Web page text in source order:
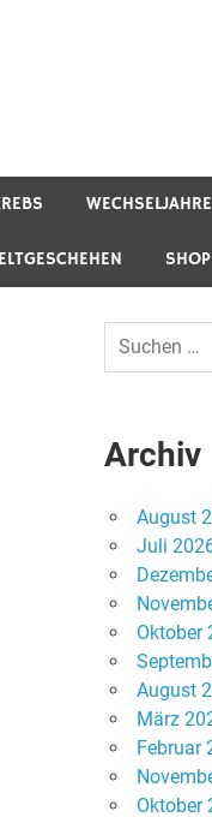
WECHSELJAHRE
Archiv
August
Juli
Oktober
August
März
Februar
Oktober